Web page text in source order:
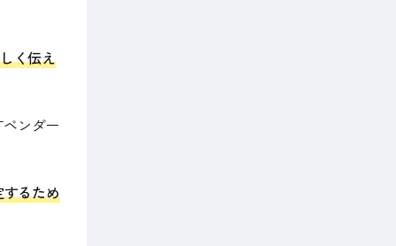
く伝え
ンダー
るため